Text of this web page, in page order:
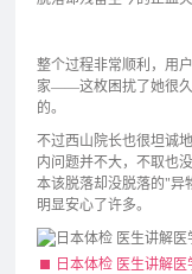
整个过程非常顺利，用
家——这枚困扰了她很久
的。
不过西山院长也很坦诚
内问题并不大，不取也
本该脱落却没脱落的"异
明显安心了许多。
日本体检 医生讲解